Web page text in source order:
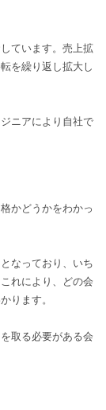
ています。売上拡
を繰り返し拡大し
ニアにより自社で
かどうかをわかっ
なっており、いち
れにより、どの会
ります。
取る必要がある会